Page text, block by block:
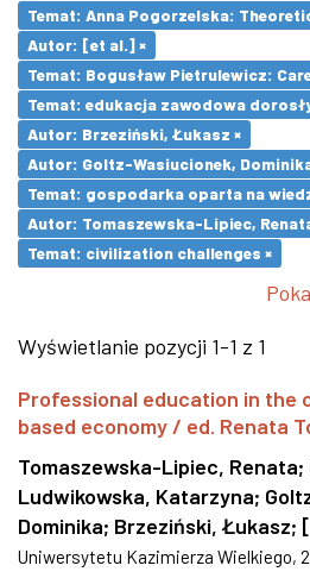
Temat: Anna Pogorzelska:
Autor: [et al.] ×
Temat: Bogusław Pietrulewicz:
Temat: edukacja zawodowa
Autor: Brzeziński, Łukasz ×
Autor: Goltz-Wasiucionek,
Temat: gospodarka oparta na
Autor: Tomaszewska-Lipiec,
Temat: civilization challenges ×
Wyświetlanie pozycji 1-1 z 1
Professional education in the
based economy / ed. Renata
Tomaszewska-Lipiec, Renata;
Ludwikowska, Katarzyna;
Dominika; Brzeziński, Łukasz;
Uniwersytetu Kazimierza Wielkiego,